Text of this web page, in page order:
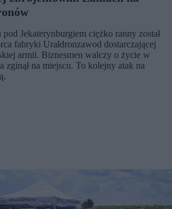
Jekaterynburgiem ciężko ranny został
fabryki Urałdronzawod dostarczającej
armii. Biznesmen walczy o życie w
zginął na miejscu. To kolejny atak na